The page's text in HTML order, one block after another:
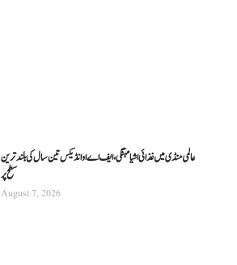
عالمی منڈی میں غذائی اشیا مہنگی، ایف اے او انڈیکس تین سال کی بلند ترین
سطح پر
August 7, 2026